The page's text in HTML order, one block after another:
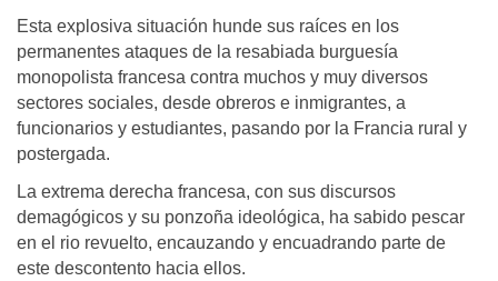
Esta explosiva situación hunde sus raíces en los
permanentes ataques de la resabiada burguesía
monopolista francesa contra muchos y muy diversos
sectores sociales, desde obreros e inmigrantes, a
funcionarios y estudiantes, pasando por la Francia rural y
postergada.
La extrema derecha francesa, con sus discursos
demagógicos y su ponzoña ideológica, ha sabido pescar
en el rio revuelto, encauzando y encuadrando parte de
este descontento hacia ellos.